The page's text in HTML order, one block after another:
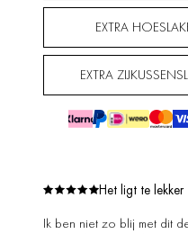
EXTRA
EXTRA
Het ligt te lekker
Ik ben niet zo blij met dit